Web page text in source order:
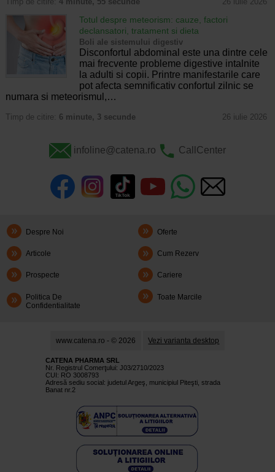
Totul despre meteorism: cauze, factori
declansatori, tratament si dieta
Boli ale sistemului digestiv
Disconfortul abdominal este una dintre cele
mai frecvente probleme digestive intalnite
la adulti si copii. Printre manifestarile care
pot afecta semnificativ confortul zilnic se
numara si meteorismul,…
Timp de citire: 6 minute, 3 secunde 26 iulie 2026
infoline@catena.ro CallCenter
Despre Noi Oferte
Articole Cum Rezerv
Prospecte Cariere
Politica De
Confidentialitate
Toate Marcile
www.catena.ro - © 2026 Vezi varianta desktop
CATENA PHARMA SRL
Nr. Registrul Comerţului: J03/2710/2023
CUI: RO 3008793
Adresă sediu social: judetul Argeş, municipiul Piteşti, strada
Banat nr.2